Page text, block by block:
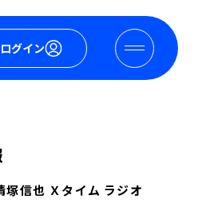
ログイン
塚信也 Ｘタイム ラジオ